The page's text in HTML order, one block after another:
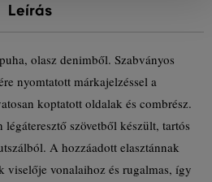
Leírás
olasz denimből. Szabványos
nyomtatott márkajelzéssel a
koptatott oldalak és combrész.
szövetből készült, tartós
A hozzáadott elasztánnak
viselője vonalaihoz és rugalmas, így